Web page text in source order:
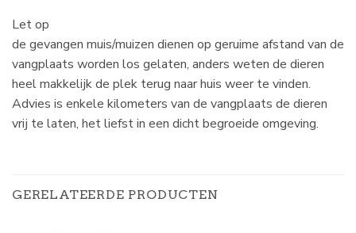
Let op
de gevangen muis/muizen dienen op geruime afstand van de
vangplaats worden los gelaten, anders weten de dieren
heel makkelijk de plek terug naar huis weer te vinden.
Advies is enkele kilometers van de vangplaats de dieren
vrij te laten, het liefst in een dicht begroeide omgeving.
GERELATEERDE PRODUCTEN